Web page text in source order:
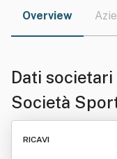
Overview
Dati societari
Società
RICAVI